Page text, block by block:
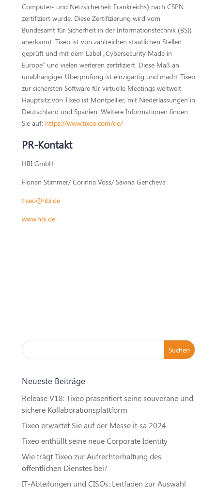
Computer- und Netzsicherheit Frankreichs) nach CSPN
zertifiziert wurde. Diese Zertifizierung wird vom
Bundesamt für Sicherheit in der Informationstechnik (BSI)
anerkannt. Tixeo ist von zahlreichen staatlichen Stellen
geprüft und mit dem Label „Cybersecurity Made in
Europe“ und vielen weiteren zertifiziert. Diese Maß an
unabhängiger Überprüfung ist einzigartig und macht Tixeo
zur sichersten Software für virtuelle Meetings weltweit.
Hauptsitz von Tixeo ist Montpellier, mit Niederlassungen in
Deutschland und Spanien. Weitere Informationen finden
Sie auf: https://www.tixeo.com/de/
PR-Kontakt
HBI GmbH
Florian Stimmer/ Corinna Voss/ Savina Gencheva
tixeo@hbi.de
www.hbi.de
Neueste Beiträge
Release V18: Tixeo präsentiert seine souveräne und
sichere Kollaborationsplattform
Tixeo erwartet Sie auf der Messe it-sa 2024
Tixeo enthüllt seine neue Corporate Identity
Wie trägt Tixeo zur Aufrechterhaltung des
öffentlichen Dienstes bei?
IT-Abteilungen und CISOs: Leitfaden zur Auswahl